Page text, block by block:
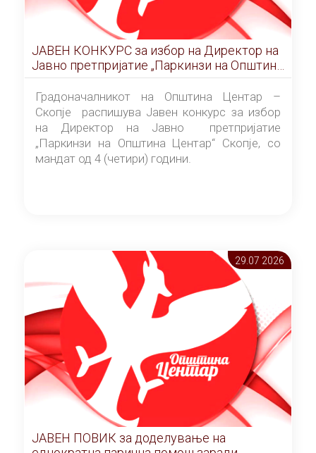
ЈАВЕН КОНКУРС за избор на Директор на
Јавно претпријатие „Паркинзи на Општина
Центар“ – Скопје
Градоначалникот на Општина Центар –
Скопје распишува Јавен конкурс за избор
на Директор на Јавно претпријатие
„Паркинзи на Општина Центар“ Скопје, со
мандат од 4 (четири) години.
29.07 2026
ЈАВЕН ПОВИК за доделување на